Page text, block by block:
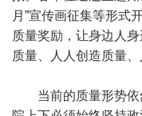
月”宣传画征集等形式
质量奖励，让身边人
质量、人人创造质量、
当前的质量形势